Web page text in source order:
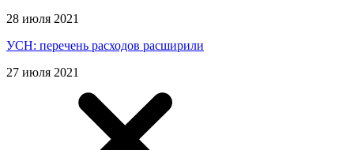
28 июля 2021
УСН: перечень расходов расширили
27 июля 2021